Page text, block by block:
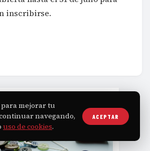
inscribirse.
para mejorar tu
navegando,
uso de cookies.
ACEPTAR